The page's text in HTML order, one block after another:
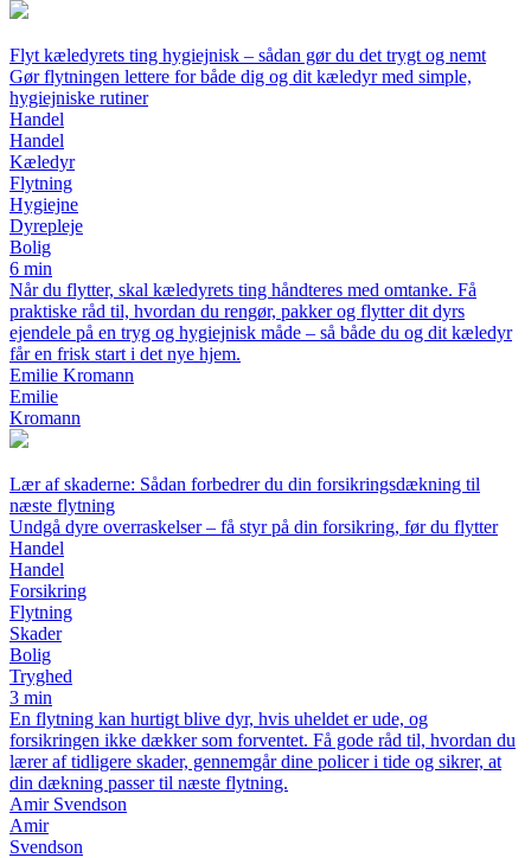
Flyt kæledyrets ting hygiejnisk – sådan gør du det trygt og nemt
Gør flytningen lettere for både dig og dit kæledyr med simple,
hygiejniske rutiner
Handel
Handel
Kæledyr
Flytning
Hygiejne
Dyrepleje
Bolig
6 min
Når du flytter, skal kæledyrets ting håndteres med omtanke. Få
praktiske råd til, hvordan du rengør, pakker og flytter dit dyrs
ejendele på en tryg og hygiejnisk måde – så både du og dit kæledyr
får en frisk start i det nye hjem.
Emilie Kromann
Emilie
Kromann
Lær af skaderne: Sådan forbedrer du din forsikringsdækning til
næste flytning
Undgå dyre overraskelser – få styr på din forsikring, før du flytter
Handel
Handel
Forsikring
Flytning
Skader
Bolig
Tryghed
3 min
En flytning kan hurtigt blive dyr, hvis uheldet er ude, og
forsikringen ikke dækker som forventet. Få gode råd til, hvordan du
lærer af tidligere skader, gennemgår dine policer i tide og sikrer, at
din dækning passer til næste flytning.
Amir Svendson
Amir
Svendson